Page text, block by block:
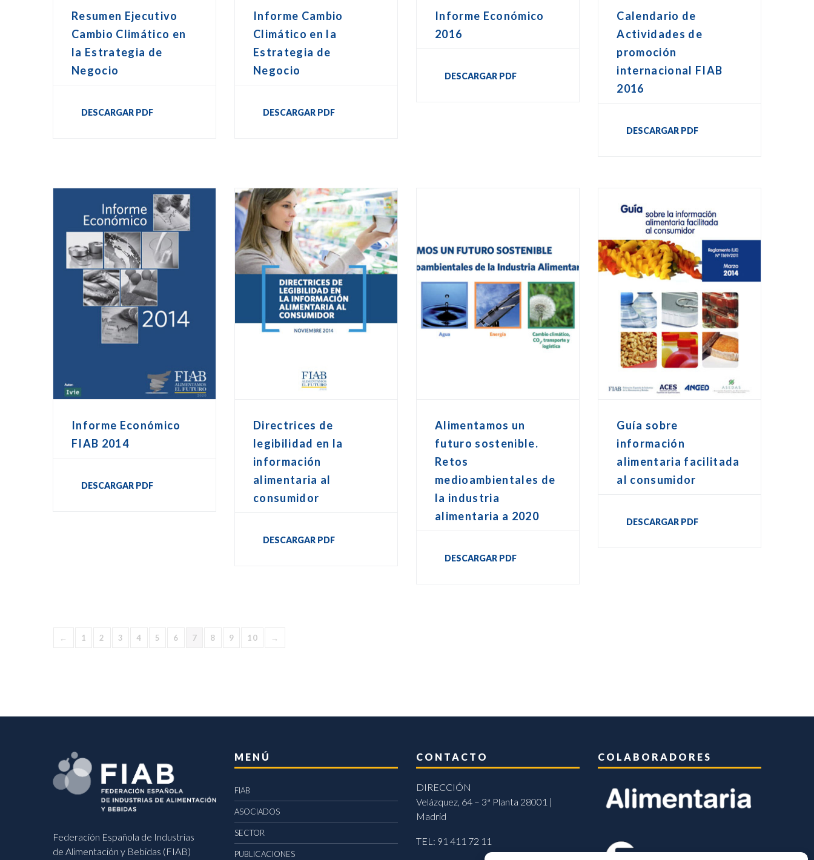
Resumen Ejecutivo
Cambio Climático en
la Estrategia de
Negocio
DESCARGAR PDF
Informe Cambio
Climático en la
Estrategia de
Negocio
DESCARGAR PDF
Informe Económico
2016
DESCARGAR PDF
Calendario de
Actividades de
promoción
internacional FIAB
2016
DESCARGAR PDF
Informe Económico
FIAB 2014
DESCARGAR PDF
Directrices de
legibilidad en la
información
alimentaria al
consumidor
DESCARGAR PDF
Alimentamos un
futuro sostenible.
Retos
medioambientales de
la industria
alimentaria a 2020
DESCARGAR PDF
Guía sobre
información
alimentaria facilitada
al consumidor
DESCARGAR PDF
← 1 2 3 4 5 6 7 8 9 10 →
Federación Española de Industrias
de Alimentación y Bebidas (FIAB)
MENÚ
FIAB
ASOCIADOS
SECTOR
PUBLICACIONES
CONTACTO
DIRECCIÓN
Velázquez, 64 – 3ª Planta 28001 |
Madrid
TEL: 91 411 72 11
COLABORADORES